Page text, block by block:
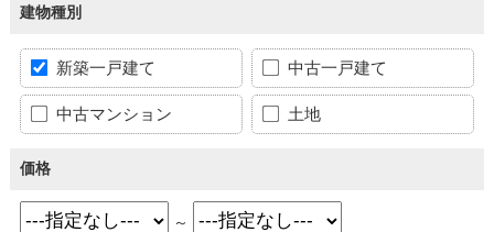
建物種別
新築一戸建て 中古一戸建て
中古マンション 土地
価格
～